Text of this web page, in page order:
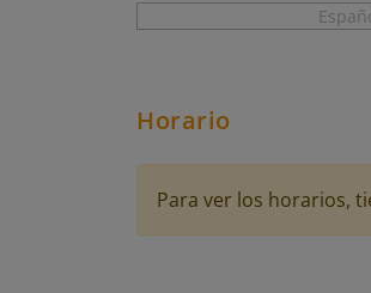
Horario
Para ver los horarios,